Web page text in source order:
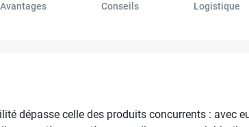
Avantages Conseils Logistique
dépasse celle des produits concurrents : avec